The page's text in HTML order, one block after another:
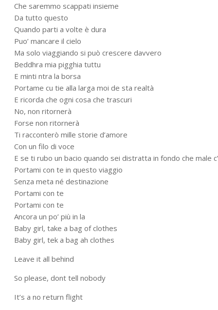
Che saremmo scappati insieme
Da tutto questo
Quando parti a volte è dura
Puo’ mancare il cielo
Ma solo viaggiando si può crescere davvero
Beddhra mia pigghia tuttu
E minti ntra la borsa
Portame cu tie alla larga moi de sta realtà
E ricorda che ogni cosa che trascuri
No, non ritornerà
Forse non ritornerà
Ti racconterò mille storie d’amore
Con un filo di voce
E se ti rubo un bacio quando sei distratta in fondo che male
Portami con te in questo viaggio
Senza meta né destinazione
Portami con te
Portami con te
Ancora un po’ più in la
Baby girl, take a bag of clothes
Baby girl, tek a bag ah clothes
Leave it all behind
So please, dont tell nobody
It’s a no return flight